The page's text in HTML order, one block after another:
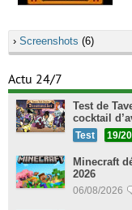
› Screenshots (6)
Actu 24/7
Test de
cocktail
Test 19/20
Minecraft
2026
06/08/2026